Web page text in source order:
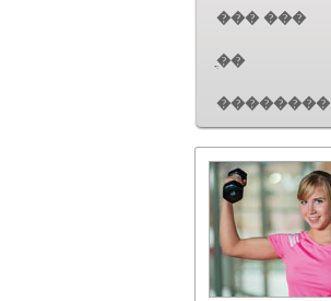
��� ���
ֳ��
��������